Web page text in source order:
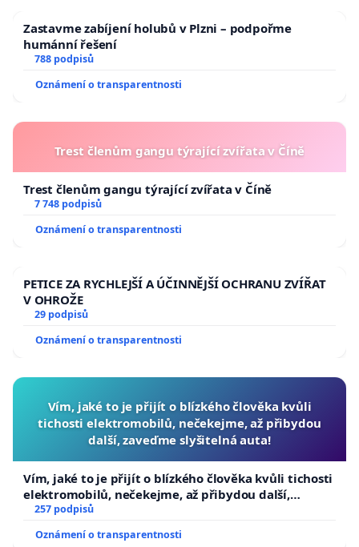
Zastavme zabíjení holubů v Plzni – podpořme
humánní řešení
788 podpisů
Oznámení o transparentnosti
Trest členům gangu týrající zvířata v Číně
Trest členům gangu týrající zvířata v Číně
7 748 podpisů
Oznámení o transparentnosti
PETICE ZA RYCHLEJŠÍ A ÚČINNĚJŠÍ OCHRANU ZVÍŘAT
V OHROŽE
29 podpisů
Oznámení o transparentnosti
Vím, jaké to je přijít o blízkého člověka kvůli
tichosti elektromobilů, nečekejme, až přibydou
další, zaveďme slyšitelná auta!
Vím, jaké to je přijít o blízkého člověka kvůli tichosti
elektromobilů, nečekejme, až přibydou další,
zaveďme slyšitelná auta!
257 podpisů
Oznámení o transparentnosti